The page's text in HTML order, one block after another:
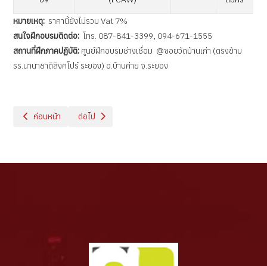
หมายเหตุ: ราคานี้ยังไม่รวม Vat 7%
สนใจฝึกอบรมติดต่อ: โทร. 087-841-3399, 094-671-1555
สถานที่ฝึกภาคปฏิบัติ: ศูนย์ฝึกอบรมช่างเชื่อม @ซอยวัดบ้านเก่า (ตรงข้าม
รร.นานาชาติสิงคโปร์ ระยอง) อ.บ้านค่าย จ.ระยอง
เนื้อหาก่อนหน้า: หลักสูตร เทคโนโลยีงานเชื่อมและประกอบ
ก่อนหน้า เนื้อหาถัดไป: หลักสูตร การเชื่อมอาร์กโลหะด้วยมือ
ต่อไป